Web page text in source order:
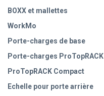
BOXX et mallettes
WorkMo
Porte-charges de base
Porte-charges ProTopRACK
ProTopRACK Compact
Echelle pour porte arrière